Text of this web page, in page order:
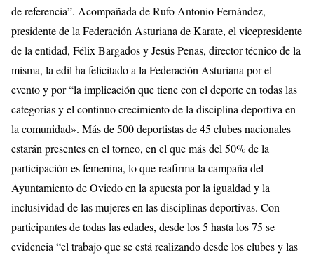
de referencia”. Acompañada de Rufo Antonio Fernández,
presidente de la Federación Asturiana de Karate, el vicepresidente
de la entidad, Félix Bargados y Jesús Penas, director técnico de la
misma, la edil ha felicitado a la Federación Asturiana por el
evento y por “la implicación que tiene con el deporte en todas las
categorías y el continuo crecimiento de la disciplina deportiva en
la comunidad». Más de 500 deportistas de 45 clubes nacionales
estarán presentes en el torneo, en el que más del 50% de la
participación es femenina, lo que reafirma la campaña del
Ayuntamiento de Oviedo en la apuesta por la igualdad y la
inclusividad de las mujeres en las disciplinas deportivas. Con
participantes de todas las edades, desde los 5 hasta los 75 se
evidencia “el trabajo que se está realizando desde los clubes y las